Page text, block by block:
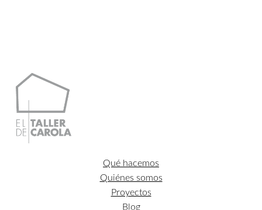
Qué hacemos
Quiénes somos
Proyectos
Blog